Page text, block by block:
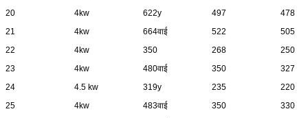
20
4kw 622y 497
478
21
4kw 664वाई 522
505
22
4kw 350 268
250
23
4kw 480वाई 350
327
24
4.5 kw 319y 235
220
25
4kw 483वाई 350
330